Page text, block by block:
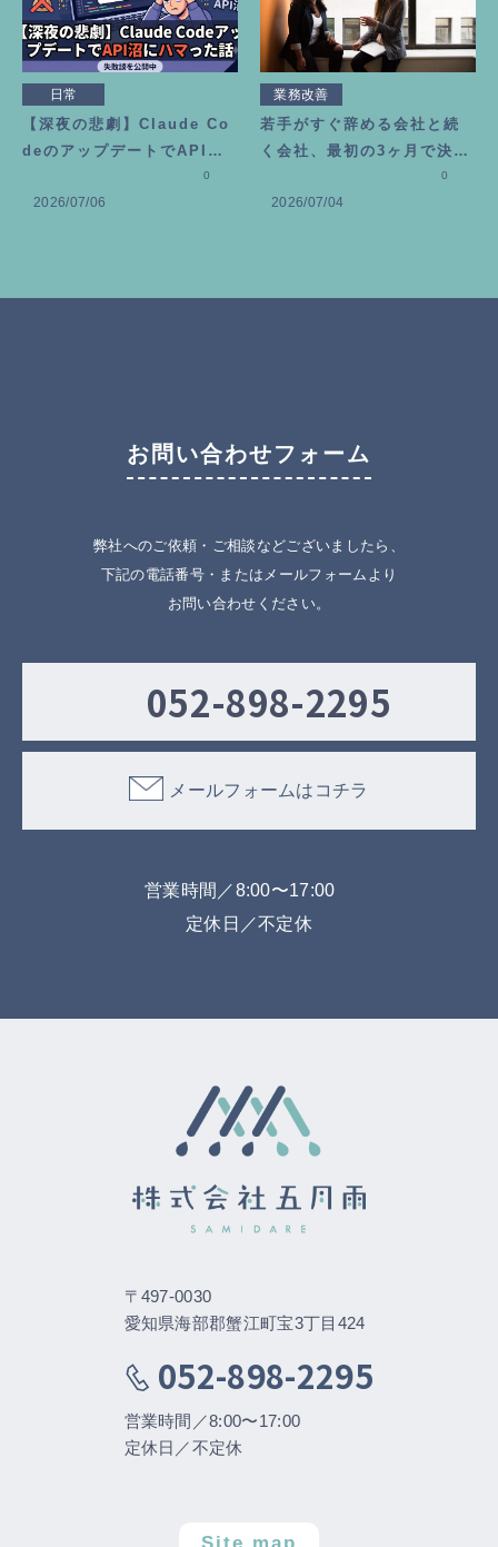
日常
【深夜の悲劇】Claude Co
deのアップデートでAPI沼
2026/07/06
0
業務改善
若手がすぐ辞める会社と続
く会社、最初の3ヶ月で決ま
2026/07/04
0
お問い合わせフォーム
弊社へのご依頼・ご相談などございましたら、
下記の電話番号・またはメールフォームより
お問い合わせください。
052-898-2295
メールフォームはコチラ
営業時間／8:00〜17:00
定休日／不定休
〒497-0030
愛知県海部郡蟹江町宝3丁目424
052-898-2295
営業時間／8:00〜17:00
定休日／不定休